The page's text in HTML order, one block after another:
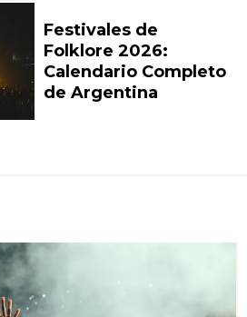
Festivales de
Folklore 2026:
Calendario Completo
de Argentina